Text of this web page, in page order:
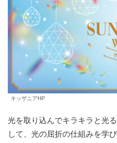
キッザニアHP
光を取り込んでキラキラと光
して、光の屈折の仕組みを学び